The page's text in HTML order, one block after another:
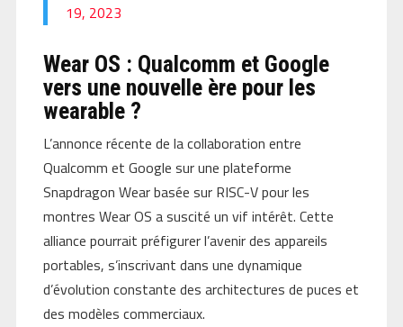
19, 2023
Wear OS : Qualcomm et Google
vers une nouvelle ère pour les
wearable ?
L’annonce récente de la collaboration entre
Qualcomm et Google sur une plateforme
Snapdragon Wear basée sur RISC-V pour les
montres Wear OS a suscité un vif intérêt. Cette
alliance pourrait préfigurer l’avenir des appareils
portables, s’inscrivant dans une dynamique
d’évolution constante des architectures de puces et
des modèles commerciaux.